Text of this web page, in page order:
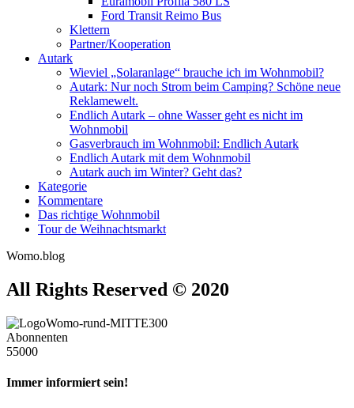
Ford Transit Reimo Bus
Klettern
Partner/Kooperation
Autark
Wieviel „Solaranlage“ brauche ich im Wohnmobil?
Autark: Nur noch Strom beim Camping? Schöne neue
Reklamewelt.
Endlich Autark – ohne Wasser geht es nicht im
Wohnmobil
Gasverbrauch im Wohnmobil: Endlich Autark
Endlich Autark mit dem Wohnmobil
Autark auch im Winter? Geht das?
Kategorie
Kommentare
Das richtige Wohnmobil
Tour de Weihnachtsmarkt
Womo.blog
All Rights Reserved © 2020
Abonnenten
55000
Immer informiert sein!